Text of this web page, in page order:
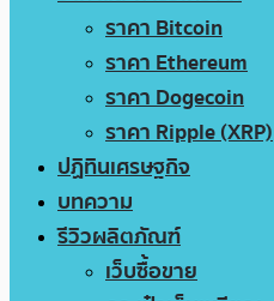
ราคา Bitcoin
ราคา Ethereum
ราคา Dogecoin
ราคา Ripple (XRP)
ปฏิทินเศรษฐกิจ
บทความ
รีวิวผลิตภัณฑ์
เว็บซื้อขาย